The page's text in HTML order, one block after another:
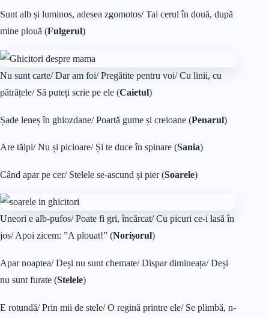
Sunt alb și luminos, adesea zgomotos/ Tai cerul în două, după
mine plouă (Fulgerul)
Nu sunt carte/ Dar am foi/ Pregătite pentru voi/ Cu linii, cu
pătrățele/ Să puteți scrie pe ele (Caietul)
Șade leneș în ghiozdane/ Poartă gume și creioane (Penarul)
Are tălpi/ Nu și picioare/ Și te duce în spinare (Sania)
Când apar pe cer/ Stelele se-ascund și pier (Soarele)
Uneori e alb-pufos/ Poate fi gri, încărcat/ Cu picuri ce-i lasă în
jos/ Apoi zicem: ”A plouat!” (Norișorul)
Apar noaptea/ Deși nu sunt chemate/ Dispar dimineața/ Deși
nu sunt furate (Stelele)
E rotundă/ Prin mii de stele/ O regină printre ele/ Se plimbă, n-